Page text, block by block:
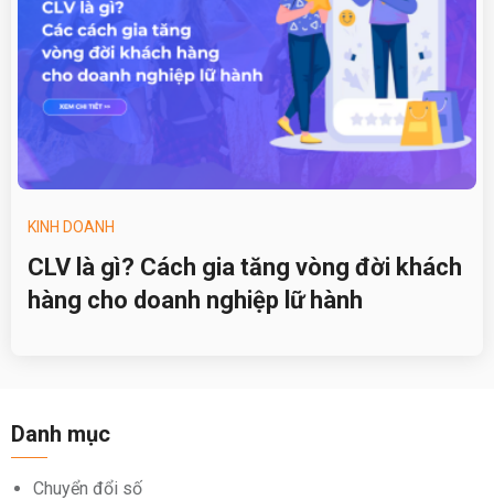
KINH DOANH
CLV là gì? Cách gia tăng vòng đời khách
hàng cho doanh nghiệp lữ hành
Danh mục
Chuyển đổi số